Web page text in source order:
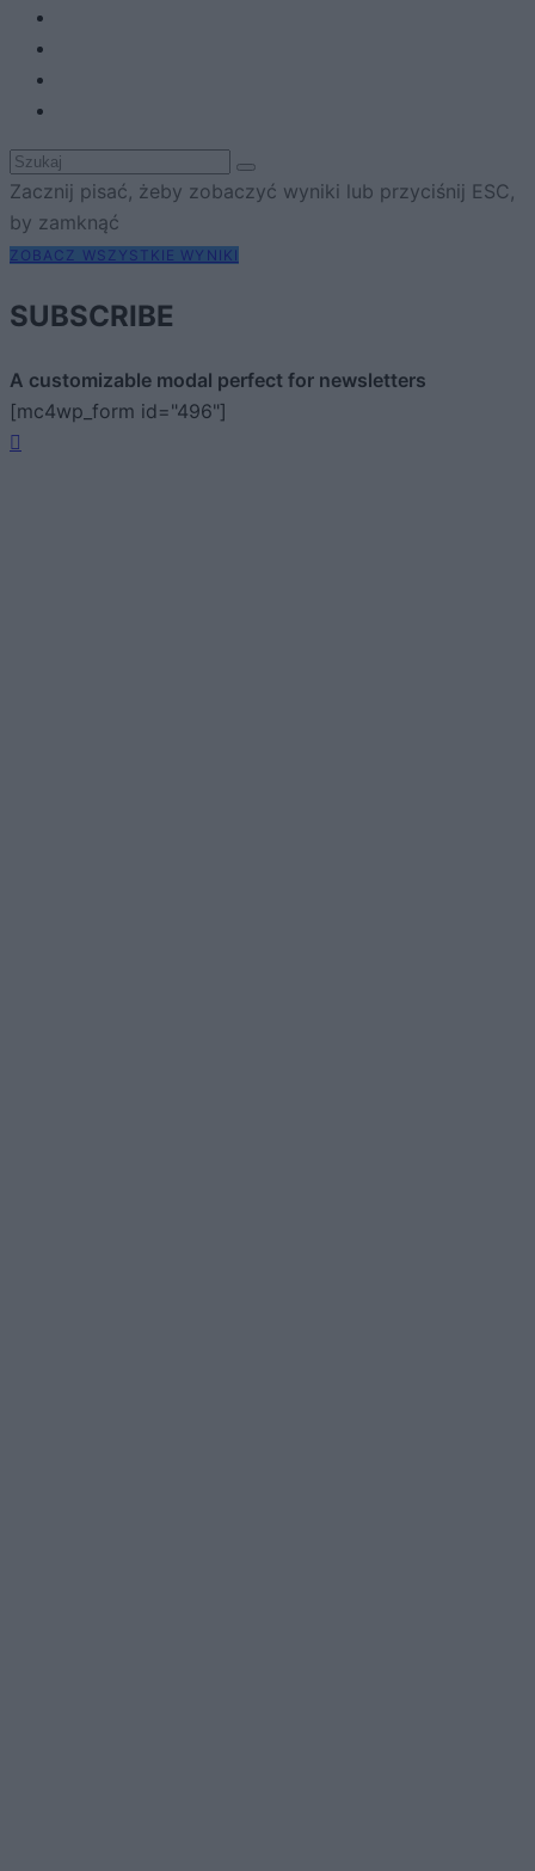
Zacznij pisać, żeby zobaczyć wyniki lub przyciśnij ESC,
by zamknąć
ZOBACZ WSZYSTKIE WYNIKI
SUBSCRIBE
A customizable modal perfect for newsletters
[mc4wp_form id="496"]